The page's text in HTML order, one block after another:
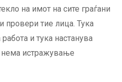
на имот на сите граѓани
провери тие лица. Тука
и тука настанува
нема истражување